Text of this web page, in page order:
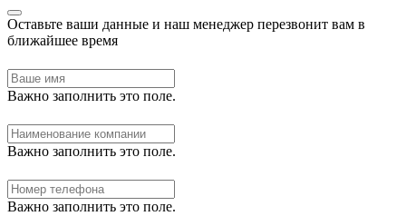
Оставьте ваши данные и наш менеджер перезвонит вам в
ближайшее время
Важно заполнить это поле.
Важно заполнить это поле.
Важно заполнить это поле.